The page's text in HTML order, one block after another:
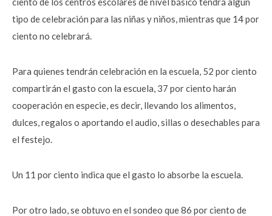
tipo de celebración para las niñas y niños, mientras que 14 por
ciento no celebrará.
Para quienes tendrán celebración en la escuela, 52 por ciento
compartirán el gasto con la escuela, 37 por ciento harán
cooperación en especie, es decir, llevando los alimentos,
dulces, regalos o aportando el audio, sillas o desechables para
el festejo.
Un 11 por ciento indica que el gasto lo absorbe la escuela.
Por otro lado, se obtuvo en el sondeo que 86 por ciento de